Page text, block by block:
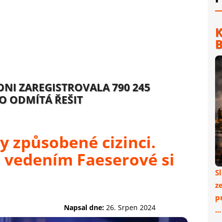
ZAREGISTROVALA 790 245
ODMÍTÁ ŘEŠIT
způsobené cizinci.
Faeserové si
Napsal dne: 26. Srpen 2024